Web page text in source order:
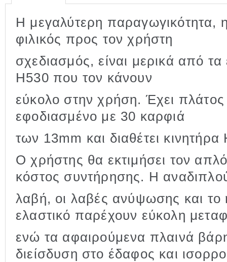
Η μεγαλύτερη παραγωγικότητα, η
φιλικός προς τον χρήστη
σχεδιασμός, είναι μερικά από τα
Η530 που τον κάνουν
εύκολο στην χρήση. Έχει πλάτος
εφοδιασμένο με 30 καρφιά
των 13mm και διαθέτει
Ο χρήστης θα εκτιμήσει τον
κόστος συντήρησης. Η
λαβή, οι λαβές ανύψωσης και το
ελαστικό παρέχουν εύκολη
ενώ τα αφαιρούμενα πλαινά
διείσδυση στο έδαφος και